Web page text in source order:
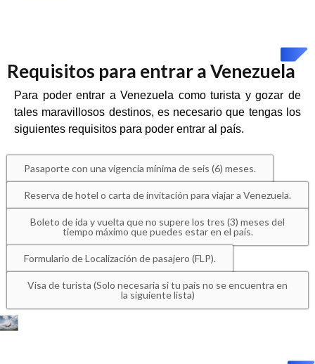
Requisitos para entrar a Venezuela
Para poder entrar a Venezuela como turista y gozar de
tales maravillosos destinos, es necesario que tengas los
siguientes requisitos para poder entrar al país.
Pasaporte con una vigencia mínima de seis (6) meses.
Reserva de hotel o carta de invitación para viajar a Venezuela.
Boleto de ida y vuelta que no supere los tres (3) meses del
tiempo máximo que puedes estar en el país.
Formulario de Localización de pasajero (FLP).
Visa de turista (Solo necesaria si tu país no se encuentra en
la siguiente lista)